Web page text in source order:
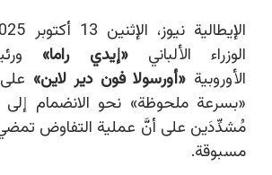
الوزراء الألباني«إيدي راما»
الأوروبية «أورسولا فون دير لاين»
«بسرعة ملحوظة» نحو الانضمام إلى
مُشدِّدَين على أنَّ عملية التفاوض تمضي
مسبوقة.